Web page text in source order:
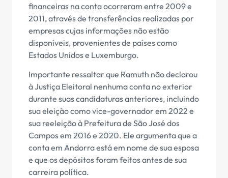
financeiras na conta ocorreram entre 2009 e
2011, através de transferências realizadas por
empresas cujas informações não estão
disponíveis, provenientes de países como
Estados Unidos e Luxemburgo.
Importante ressaltar que Ramuth não declarou
à Justiça Eleitoral nenhuma conta no exterior
durante suas candidaturas anteriores, incluindo
sua eleição como vice-governador em 2022 e
sua reeleição à Prefeitura de São José dos
Campos em 2016 e 2020. Ele argumenta que a
conta em Andorra está em nome de sua esposa
e que os depósitos foram feitos antes de sua
carreira política.